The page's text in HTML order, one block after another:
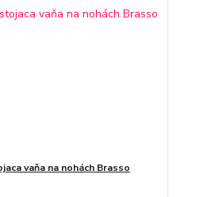
vaňa na nohách Brasso